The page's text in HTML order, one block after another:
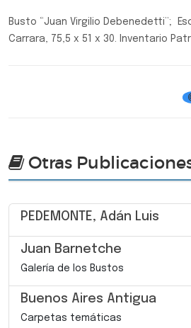
Busto “Juan Virgilio Debenedetti”;
Carrara, 75,5 x 51 x 30. Inventario
Otras
PEDEMONTE, Adán Luis
Juan Barnetche
Galería de los Bustos
Buenos Aires Antigua
Carpetas temáticas